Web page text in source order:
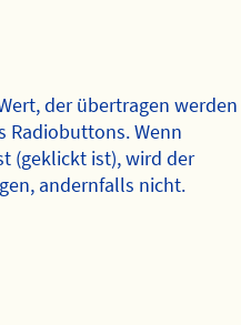
der übertragen werden
Radiobuttons. Wenn
(geklickt ist), wird der
andernfalls nicht.